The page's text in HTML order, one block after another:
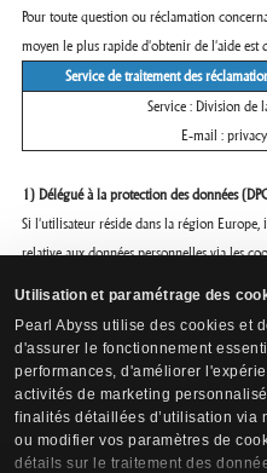
Utilisation et paramétrage des
Pearl Abyss utilise des cookies et
d'assurer le fonctionnement
performances, d'améliorer
activités de marketing
finalités détaillées d’utilisation via
ou modifier vos paramètres de
détails sur le traitement des
Pour toute question ou réclamation
moyen le plus rapide d'obtenir de l'aide est
Service de traitement des
Service : Division de
E-mail :
1) Délégué à la protection des données
Si l'utilisateur réside dans la région Europe,
relative aux données personnelles via les
de Corée
- Contact : dpo@pearlabyss.com
Représentant dans l'UE - Contact
VeraSafe a été désigné comme représentant